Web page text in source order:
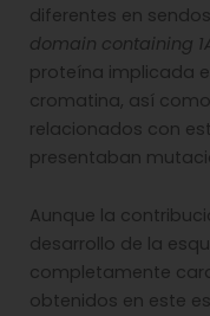
diferentes en
domain containing
proteína implicada
cromatina, así
relacionados con
presentaban
Aunque la
desarrollo de la
completamente
obtenidos en este